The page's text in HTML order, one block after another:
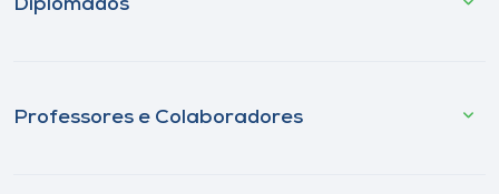
Diplomados
Professores e Colaboradores